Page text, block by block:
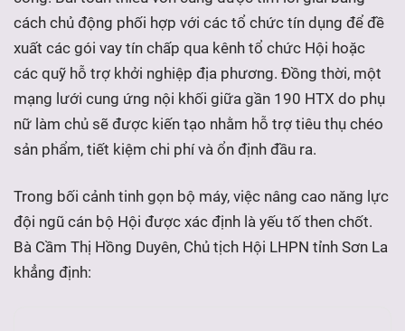
cách chủ động phối hợp với các tổ chức tín dụng để đề
xuất các gói vay tín chấp qua kênh tổ chức Hội hoặc
các quỹ hỗ trợ khởi nghiệp địa phương. Đồng thời, một
mạng lưới cung ứng nội khối giữa gần 190 HTX do phụ
nữ làm chủ sẽ được kiến tạo nhằm hỗ trợ tiêu thụ chéo
sản phẩm, tiết kiệm chi phí và ổn định đầu ra.
Trong bối cảnh tinh gọn bộ máy, việc nâng cao năng lực
đội ngũ cán bộ Hội được xác định là yếu tố then chốt.
Bà Cầm Thị Hồng Duyên, Chủ tịch Hội LHPN tỉnh Sơn La
khẳng định: